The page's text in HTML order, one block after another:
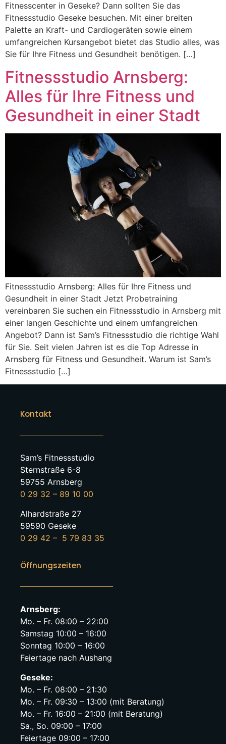
Fitnesscenter in Geseke? Dann sollten Sie das
Fitnessstudio Geseke besuchen. Mit einer breiten
Palette an Kraft- und Cardiogeräten sowie einem
umfangreichen Kursangebot bietet das Studio alles, was
Sie für Ihre Fitness und Gesundheit benötigen. […]
Fitnessstudio Arnsberg:
Alles für Ihre Fitness und
Gesundheit in einer Stadt
Fitnessstudio Arnsberg: Alles für Ihre Fitness und
Gesundheit in einer Stadt Jetzt Probetraining
vereinbaren Sie suchen ein Fitnessstudio in Arnsberg mit
einer langen Geschichte und einem umfangreichen
Angebot? Dann ist Sam’s Fitnessstudio die richtige Wahl
für Sie. Seit vielen Jahren ist es die Top Adresse in
Arnsberg für Fitness und Gesundheit. Warum ist Sam’s
Fitnessstudio […]
Kontakt
Sam’s Fitnessstudio
Sternstraße 6-8
59755 Arnsberg
0 29 32 – 89 10 00
Alhardstraße 27
59590 Geseke
0 29 42 – 5 79 83 35
Öffnungszeiten
Arnsberg:
Mo. – Fr. 08:00 – 22:00
Samstag 10:00 – 16:00
Sonntag 10:00 – 16:00
Feiertage nach Aushang
Geseke:
Mo. – Fr. 08:00 – 21:30
Mo. – Fr. 09:30 – 13:00 (mit Beratung)
Mo. – Fr. 16:00 – 21:00 (mit Beratung)
Sa., So. 09:00 – 17:00
Feiertage 09:00 – 17:00